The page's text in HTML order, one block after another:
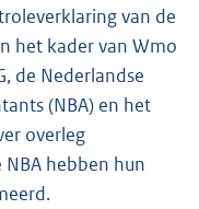
van de
het kader van Wmo
de Nederlandse
(NBA) en het
overleg
NBA hebben hun